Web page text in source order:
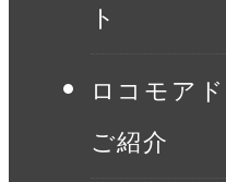
ト
ロコモア
ご紹介